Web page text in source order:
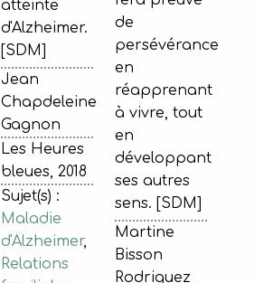
atteinte
d'Alzheimer.
[SDM]
Jean
Chapdeleine
Gagnon
Les Heures
bleues, 2018
Sujet(s) :
Maladie
d'Alzheimer,
Relations
de
persévérance
en
réapprenant
à vivre, tout
en
développant
ses autres
sens. [SDM]
Martine
Bisson
Rodriguez